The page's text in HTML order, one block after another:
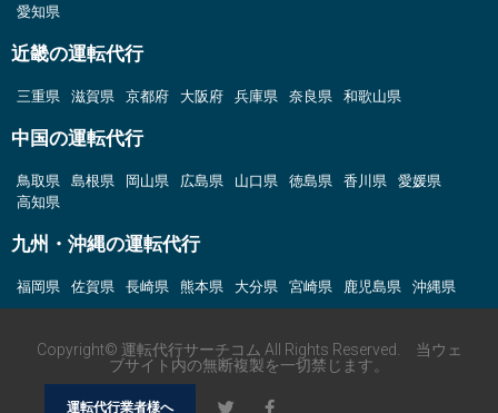
愛知県
近畿の運転代行
三重県 滋賀県 京都府 大阪府 兵庫県 奈良県 和歌山県
中国の運転代行
鳥取県 島根県 岡山県 広島県 山口県 徳島県 香川県
愛媛県
高知県
九州・沖縄の運転代行
福岡県 佐賀県 長崎県 熊本県 大分県 宮崎県 鹿児島県 沖縄県
Copyright© 運転代行サーチコム All Rights Reserved. 当ウェ
ブサイト内の無断複製を一切禁じます。
運転代行業者様へ